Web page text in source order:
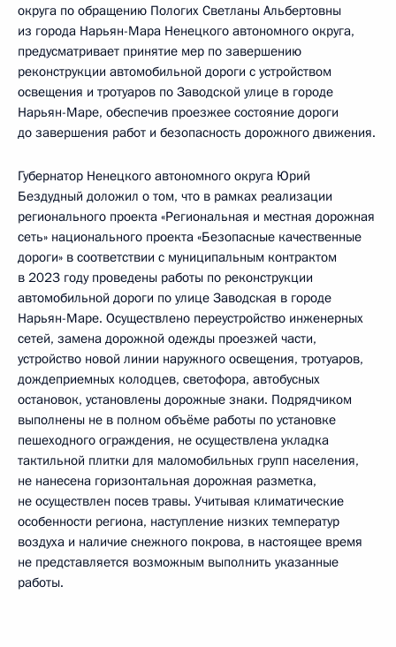
округа по обращению Пологих Светланы Альбертовны
из города Нарьян-Мара Ненецкого автономного округа,
предусматривает принятие мер по завершению
реконструкции автомобильной дороги с устройством
освещения и тротуаров по Заводской улице в городе
Нарьян-Маре, обеспечив проезжее состояние дороги
до завершения работ и безопасность дорожного движения.
Губернатор Ненецкого автономного округа Юрий
Бездудный доложил о том, что в рамках реализации
регионального проекта «Региональная и местная дорожная
сеть» национального проекта «Безопасные качественные
дороги» в соответствии с муниципальным контрактом
в 2023 году проведены работы по реконструкции
автомобильной дороги по улице Заводская в городе
Нарьян-Маре. Осуществлено переустройство инженерных
сетей, замена дорожной одежды проезжей части,
устройство новой линии наружного освещения, тротуаров,
дождеприемных колодцев, светофора, автобусных
остановок, установлены дорожные знаки. Подрядчиком
выполнены не в полном объёме работы по установке
пешеходного ограждения, не осуществлена укладка
тактильной плитки для маломобильных групп населения,
не нанесена горизонтальная дорожная разметка,
не осуществлен посев травы. Учитывая климатические
особенности региона, наступление низких температур
воздуха и наличие снежного покрова, в настоящее время
не представляется возможным выполнить указанные
работы.